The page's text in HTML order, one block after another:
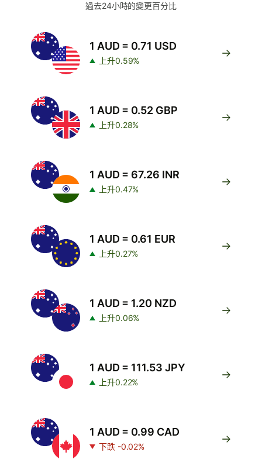
過去24小時的變更百分比
1 AUD = 0.71 USD
上升0.59%
1 AUD = 0.52 GBP
上升0.28%
1 AUD = 67.26 INR
上升0.47%
1 AUD = 0.61 EUR
上升0.27%
1 AUD = 1.20 NZD
上升0.06%
1 AUD = 111.53 JPY
上升0.22%
1 AUD = 0.99 CAD
下跌 -0.02%